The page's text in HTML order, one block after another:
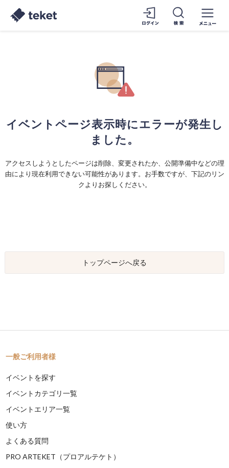
イベントページ表示時にエラーが発生し
ました。
アクセスしようとしたページは削除、変更されたか、公開準備中などの理
由により現在利用できない可能性があります。お手数ですが、下記のリン
クよりお探しください。
トップページへ戻る
一般ご利用者様
イベントを探す
イベントカテゴリ一覧
イベントエリア一覧
使い方
よくある質問
PRO ARTEKET（プロアルテケト）